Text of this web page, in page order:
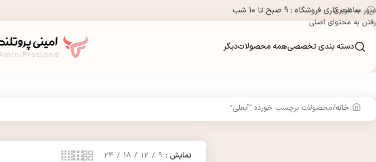
عبور به ناوبری
رفتن به محتوای اصلی
ساعت کاری فروشگاه : 9 صبح تا 10 شب
دسته بندی تخصصیهمه محصولاتدیگر
خانه محصولات برچسب خورده “آبعلی”
نمایش 9
12
18
24